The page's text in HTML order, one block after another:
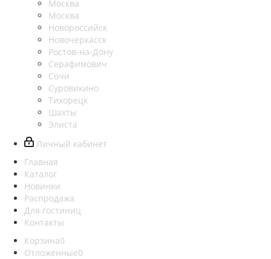
Москва
Москва
Новороссийск
Новочеркасск
Ростов-на-Дону
Серафимович
Сочи
Суровикино
Тихорецк
Шахты
Элиста
Личный кабинет
Главная
Каталог
Новинки
Распродажа
Для гостиниц
Контакты
Корзина0
Отложенные0